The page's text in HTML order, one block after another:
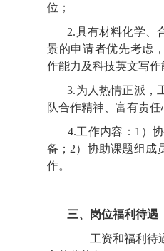
位；
2.具有材料化学、
景的申请者优先考虑
作能力及科技英文写作
3.为人热情正派，
队合作精神、富有责任
4.工作内容： 1 ）
备； 2）协助课题组成
作。
三、岗位福利待遇
工资和福利待遇